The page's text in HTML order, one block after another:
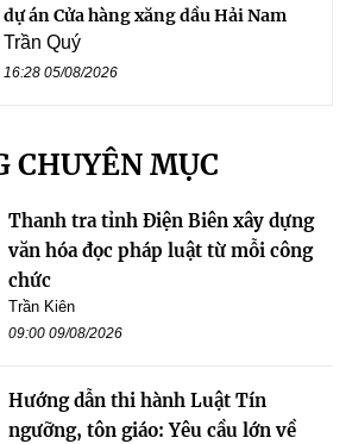
dự án Cửa hàng xăng dầu Hải Nam
Trần Quý
16:28 05/08/2026
CHUYÊN MỤC
Thanh tra tỉnh Điện Biên xây dựng
văn hóa đọc pháp luật từ mỗi công
chức
Trần Kiên
09:00 09/08/2026
Hướng dẫn thi hành Luật Tín
ngưỡng, tôn giáo: Yêu cầu lớn về